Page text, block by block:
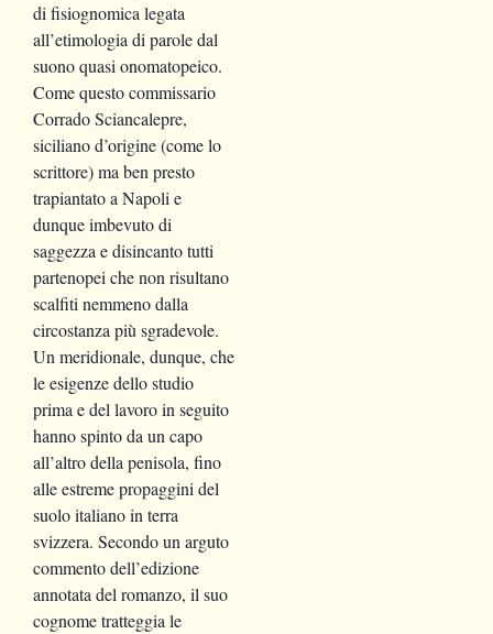
di fisiognomica legata
all’etimologia di parole dal
suono quasi onomatopeico.
Come questo commissario
Corrado Sciancalepre,
siciliano d’origine (come lo
scrittore) ma ben presto
trapiantato a Napoli e
dunque imbevuto di
saggezza e disincanto tutti
partenopei che non risultano
scalfiti nemmeno dalla
circostanza più sgradevole.
Un meridionale, dunque, che
le esigenze dello studio
prima e del lavoro in seguito
hanno spinto da un capo
all’altro della penisola, fino
alle estreme propaggini del
suolo italiano in terra
svizzera. Secondo un arguto
commento dell’edizione
annotata del romanzo, il suo
cognome tratteggia le